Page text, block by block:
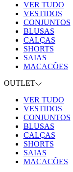
VER TUDO
VESTIDOS
CONJUNTOS
BLUSAS
CALÇAS
SHORTS
SAIAS
MACACÕES
OUTLET
VER TUDO
VESTIDOS
CONJUNTOS
BLUSAS
CALÇAS
SHORTS
SAIAS
MACACÕES